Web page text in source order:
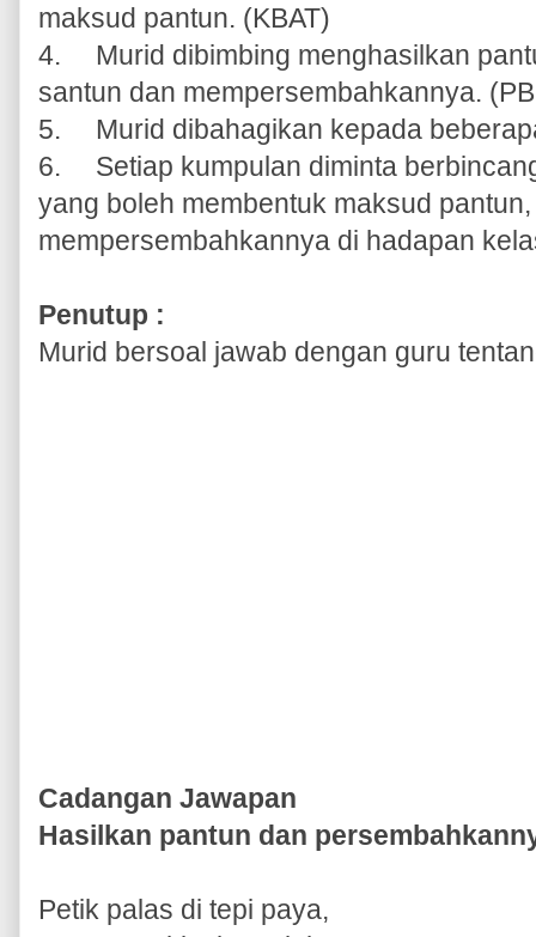
maksud pantun. (KBAT)
4.
Murid dibimbing menghasilkan
santun dan mempersembahkannya.
5.
Murid dibahagikan kepada
6.
Setiap kumpulan diminta
yang boleh membentuk maksud
mempersembahkannya di hadapan
Penutup :
Murid bersoal jawab dengan guru
Cadangan Jawapan
Hasilkan pantun dan
Petik palas di tepi paya,